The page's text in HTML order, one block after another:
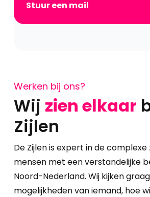
Stuur een mail
Werken bij ons?
Wij zien elkaar
Zijlen
De Zijlen is expert in de
mensen met een verstandelijke
Noord-Nederland. Wij kijken
mogelijkheden van iemand, hoe